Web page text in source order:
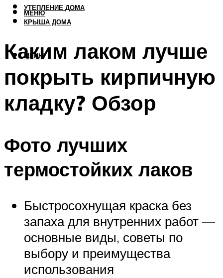
УТЕПЛЕНИЕ ДОМА
КРЫША ДОМА
МЕНЮ
МЕНЮ
Каким лаком лучше
покрыть кирпичную
кладку? Обзор
Фото лучших
термостойких лаков
Быстросохнущая краска без
запаха для внутренних работ —
основные виды, советы по
выбору и преимущества
использования